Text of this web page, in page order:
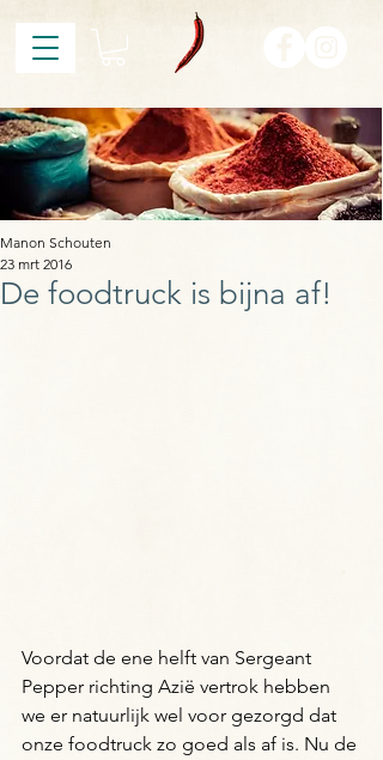
De foodtruck is bijna af!
Manon Schouten
23 mrt 2016
Voordat de ene helft van Sergeant
Pepper richting Azië vertrok hebben
we er natuurlijk wel voor gezorgd dat
onze foodtruck zo goed als af is. Nu de